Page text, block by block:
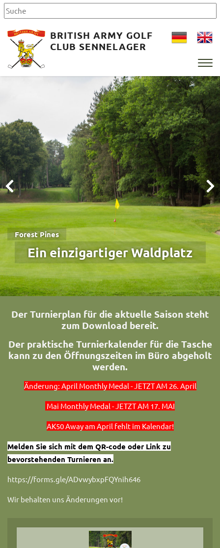
BRITISH ARMY GOLF
CLUB SENNELAGER
Forest Pines
Ein einzigartiger Waldplatz
Der Turnierplan für die aktuelle Saison steht
zum Download bereit.
Der praktische Turnierkalender für die Tasche
kann zu den Öffnungszeiten im Büro abgeholt
werden.
Änderung: April Monthly Medal - JETZT AM 26. April
Mai Monthly Medal - JETZT AM 17. MAI
AK50 Away am April fehlt im Kalendar!
Melden Sie sich mit dem QR-code oder Link zu
bevorstehenden Turnieren an.
https://forms.gle/ADvwybxpFQYnih646
Wir behalten uns Änderungen vor!